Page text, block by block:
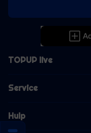
TOPUP live
Service
Hulp